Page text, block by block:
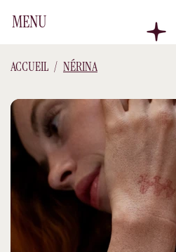
MENU
ACCUEIL / NÉRINA